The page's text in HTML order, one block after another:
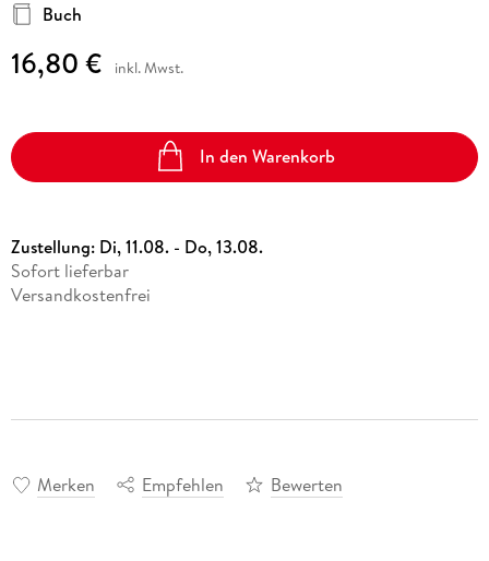
Buch
16,80 € inkl. Mwst.
In den Warenkorb
Zustellung: Di, 11.08. - Do, 13.08.
Sofort lieferbar
Versandkostenfrei
Merken Empfehlen Bewerten